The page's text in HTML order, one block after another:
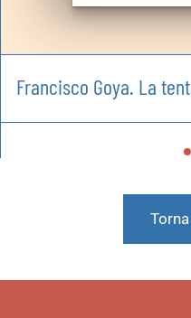
Francisco Goya. La